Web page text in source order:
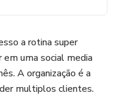
a rotina super
uma social media
A organização é a
multiplos clientes.